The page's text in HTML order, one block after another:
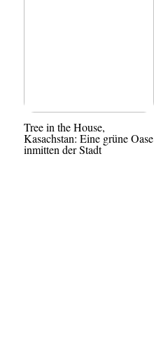
Tree in the House,
Kasachstan: Eine grüne Oase
inmitten der Stadt